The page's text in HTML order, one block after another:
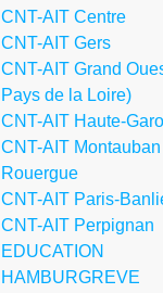
CNT-AIT Centre
CNT-AIT Gers
CNT-AIT Grand
Pays de la Loire)
CNT-AIT Haute-
CNT-AIT
Rouergue
CNT-AIT Paris-
CNT-AIT Perpignan
EDUCATION
HAMBURGREVE